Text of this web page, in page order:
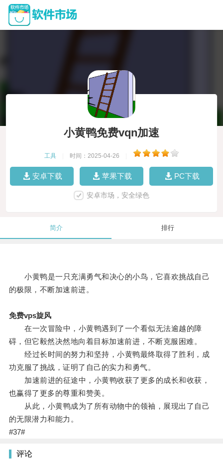
小黄鸭免费vqn加速
工具 时间：2025-04-26
安卓下载 苹果下载 PC下载
安卓市场，安全绿色
简介 排行
小黄鸭是一只充满勇气和决心的小鸟，它喜欢挑战自己
的极限，不断加速前进。
免费vps旋风
在一次冒险中，小黄鸭遇到了一个看似无法逾越的障
碍，但它毅然决然地向着目标加速前进，不断克服困难。
经过长时间的努力和坚持，小黄鸭最终取得了胜利，成
功克服了挑战，证明了自己的实力和勇气。
加速前进的征途中，小黄鸭收获了更多的成长和收获，
也赢得了更多的尊重和赞美。
从此，小黄鸭成为了所有动物中的领袖，展现出了自己
的无限潜力和能力。
#37#
评论